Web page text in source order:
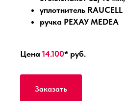
уплотнитель RAUCELL
ручка РЕХАУ MEDEA
Цена 14.100* руб.
Заказать